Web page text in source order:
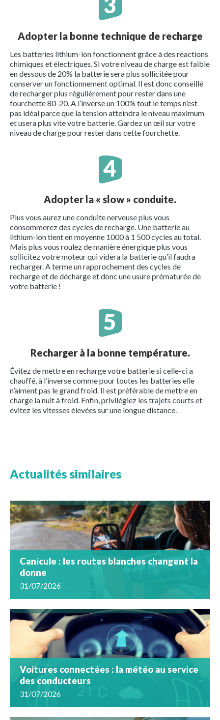
Adopter la bonne technique de recharge
Les batteries lithium-ion fonctionnent grâce à des réactions
chimiques et électriques. Si votre niveau de charge est faible
en dessous de 20% la batterie sera plus sollicitée pour
conserver un fonctionnement optimal. Il est donc conseillé
de recharger plus régulièrement pour rester dans une
fourchette 80-20. A l’inverse un 100% tout le temps n’est
pas idéal parce que la tension atteindra le niveau maximum
et usera plus vite votre batterie. Gardez un œil sur votre
niveau de charge pour rester dans cette fourchette.
Adopter la « slow » conduite.
Plus vous aurez une conduite nerveuse plus vous
consommerez des cycles de recharge. Une batterie au
lithium-ion tient en moyenne 1000 à 1 500 cycles au total.
Mais plus vous roulez de manière énergique plus vous
sollicitez votre moteur qui videra la batterie qu’il faudra
recharger. A terme un rapprochement des cycles de
recharge et de décharge et donc une usure prématurée de
votre batterie !
Recharger à la bonne température.
Évitez de mettre en recharge votre batterie si celle-ci a
chauffé, à l’inverse comme pour toutes les batteries elle
n’aiment pas le grand froid. Il est préférable de mettre en
charge la nuit à froid. Enfin, privilégiez les trajets courts et
évitez les vitesses élevées sur une longue distance.
Actualités similaires
Canicule : les routes blanches changent la
donne
31/07/2026
Voitures connectées : la météo au service
des conducteurs
31/07/2026